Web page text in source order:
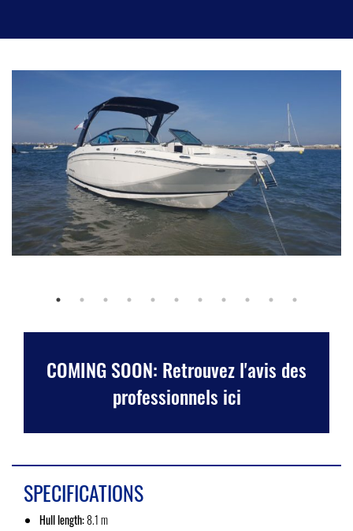
COMING SOON: Retrouvez l'avis des
professionnels ici
SPECIFICATIONS
Hull length:8.1 m